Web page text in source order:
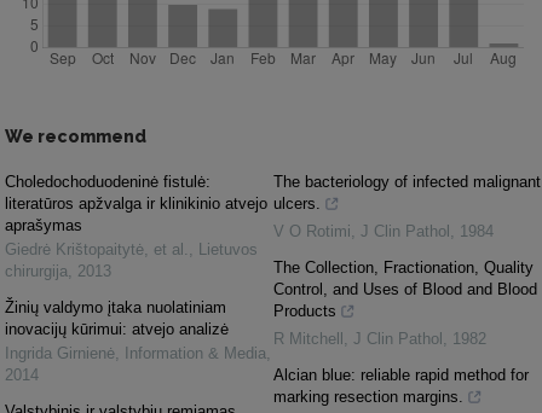
We recommend
Choledochoduodeninė fistulė:
literatūros apžvalga ir klinikinio atvejo
aprašymas
Giedrė Krištopaitytė, et al. , Lietuvos
chirurgija, 2013
Žinių valdymo įtaka nuolatiniam
inovacijų kūrimui: atvejo analizė
Ingrida Girnienė, Information & Media,
2014
The bacteriology of infected malignant
ulcers.
V O Rotimi, J Clin Pathol , 1984
The Collection, Fractionation, Quality
Control, and Uses of Blood and Blood
Products
R Mitchell , J Clin Pathol , 1982
Alcian blue: reliable rapid method for
marking resection margins.